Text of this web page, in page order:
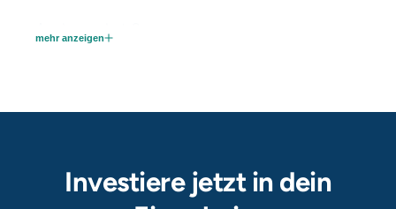
Ausbaupaket 2:
mehr anzeigen
Investiere jetzt in dein